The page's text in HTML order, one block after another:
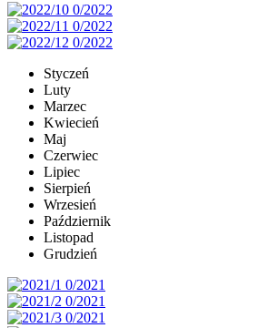
Styczeń
Luty
Marzec
Kwiecień
Maj
Czerwiec
Lipiec
Sierpień
Wrzesień
Październik
Listopad
Grudzień